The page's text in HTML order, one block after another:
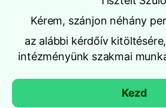
Kérem, szánjon néhány
az alábbi kérdőív
intézményünk szakmai
Kezd